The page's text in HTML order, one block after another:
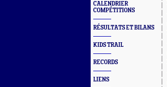
CALENDRIER
COMPÉTITIONS
RÉSULTATS ET BILANS
KIDS TRAIL
RECORDS
LIENS